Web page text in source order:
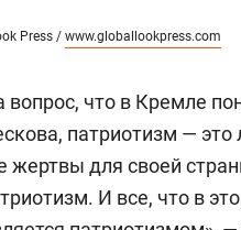
Press / www.globallookpress.com
вопрос, что в Кремле
патриотизм — это
жертвы для своей
И все, что в